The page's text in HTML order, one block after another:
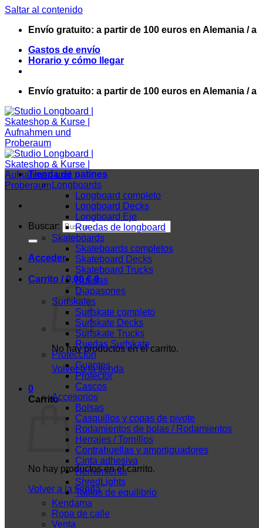
Saltar al contenido
Envío gratuito: a partir de 100 euros en Alemania /
Gastos de envío
Horario y cómo llegar
Envío gratuito: a partir de 100 euros en Alemania /
Buscar:
Acceder
Carrito /0,00€ 0
No hay productos en el carrito.
Volver a la tienda
0
Carrito
No hay productos en el carrito.
Volver a la tienda
Tienda de patines
Longboards
Longboard completo
Longboard Decks
Longboard Eje
Ruedas de longboard
Skateboards
Skateboards completos
Skateboard Decks
Skateboard Trucks
Ruedas
Diapasones
Surfskates
Surfskate completo
Surfskate Decks
Surfskate Trucks
Ruedas Surfskate
Protección
Guantes
Protector
Cascos
Accesorios
Bolsas
Casquillos y copas de pivote
Rodamientos de bolas / Rodamientos
Herrajes / Tornillos
Contrahuellas y amortiguadores
Cinta adhesiva
Herramienta
ShredLights
Tablas de equilibrio
Kendama
Ropa de calle
Venta